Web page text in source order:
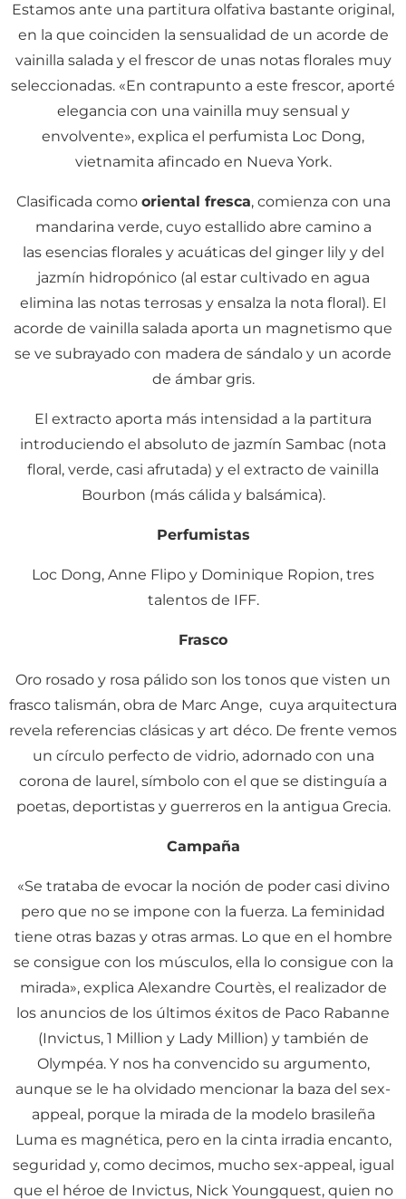
Estamos ante una partitura olfativa bastante original,
en la que coinciden la sensualidad de un acorde de
vainilla salada y el frescor de unas notas florales muy
seleccionadas. «En contrapunto a este frescor, aporté
elegancia con una vainilla muy sensual y
envolvente», explica el perfumista Loc Dong,
vietnamita afincado en Nueva York.
Clasificada como oriental fresca, comienza con una
mandarina verde, cuyo estallido abre camino a
las esencias florales y acuáticas del ginger lily y del
jazmín hidropónico (al estar cultivado en agua
elimina las notas terrosas y ensalza la nota floral). El
acorde de vainilla salada aporta un magnetismo que
se ve subrayado con madera de sándalo y un acorde
de ámbar gris.
El extracto aporta más intensidad a la partitura
introduciendo el absoluto de jazmín Sambac (nota
floral, verde, casi afrutada) y el extracto de vainilla
Bourbon (más cálida y balsámica).
Perfumistas
Loc Dong, Anne Flipo y Dominique Ropion, tres
talentos de IFF.
Frasco
Oro rosado y rosa pálido son los tonos que visten un
frasco talismán, obra de Marc Ange, cuya arquitectura
revela referencias clásicas y art déco. De frente vemos
un círculo perfecto de vidrio, adornado con una
corona de laurel, símbolo con el que se distinguía a
poetas, deportistas y guerreros en la antigua Grecia.
Campaña
«Se trataba de evocar la noción de poder casi divino
pero que no se impone con la fuerza. La feminidad
tiene otras bazas y otras armas. Lo que en el hombre
se consigue con los músculos, ella lo consigue con la
mirada», explica Alexandre Courtès, el realizador de
los anuncios de los últimos éxitos de Paco Rabanne
(Invictus, 1 Million y Lady Million) y también de
Olympéa. Y nos ha convencido su argumento,
aunque se le ha olvidado mencionar la baza del sex-
appeal, porque la mirada de la modelo brasileña
Luma es magnética, pero en la cinta irradia encanto,
seguridad y, como decimos, mucho sex-appeal, igual
que el héroe de Invictus, Nick Youngquest, quien no